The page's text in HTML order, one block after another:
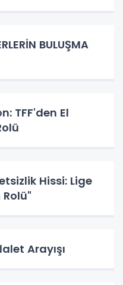
BULUŞMA
TFF'den El
Hissi: Lige
Arayışı